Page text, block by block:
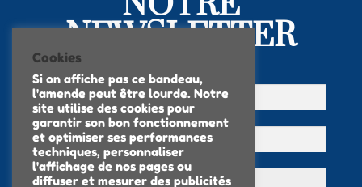
NEWSLETTER
Cookies
Si on affiche pas ce bandeau,
l'amende peut être lourde. Notre
site utilise des cookies pour
garantir son bon fonctionnement
et optimiser ses performances
techniques, personnaliser
l'affichage de nos pages ou
diffuser et mesurer des publicités